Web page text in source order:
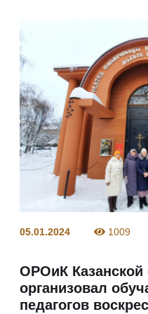
05.01.2024 1009
ОРОиК Казанской
организовал
педагогов